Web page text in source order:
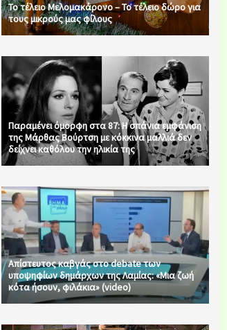
Το τέλειο Μελομακάρονο – Το τέλειο δώρο για
τους μικρούς μας φίλους
Παραμένει όμορφη στα 87: Η σπάνια εμφάνιση
της Μάρθας Βούρτση με κόκκινα μαλλιά δεν
δείχνει καθόλου την ηλικία της
Απίστευτος καβγάς στο debate των
υποψηφίων δημάρχων της Λαμίας: «Μια ζωή
κότα ήσουν, φιλάκια» (video)